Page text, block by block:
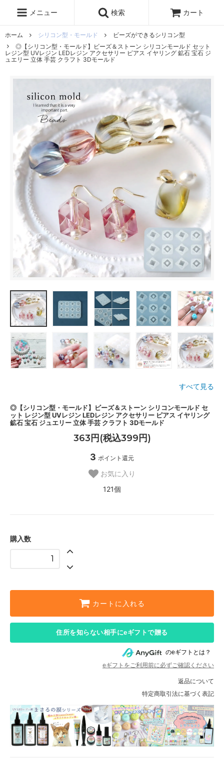
メニュー 検索 カート
ホーム シリコン型・モールド
ビーズができるシリコン型
◎【シリコン型・モールド】ビーズ＆ストーン シリコンモールド セット
レジン型 UVレジン LEDレジン アクセサリー ピアス イヤリング 鉱石 宝石 ジ
ュエリー 立体 手芸 クラフト 3Dモールド
すべて見る
◎【シリコン型・モールド】ビーズ＆ストーン シリコンモールド セ
ット レジン型 UVレジン LEDレジン アクセサリー ピアス イヤリング
鉱石 宝石 ジュエリー 立体 手芸 クラフト 3Dモールド
363円(税込399円)
3 ポイント還元
お気に入り
121個
購入数
カートに入れる
住所を知らない相手にeギフトで贈る
のeギフトとは？
eギフトをご利用前に必ずご確認ください
返品について
特定商取引法に基づく表記